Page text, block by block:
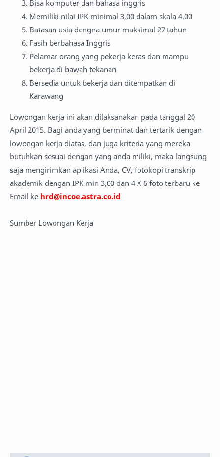
Bisa komputer dan bahasa inggris
Memiliki nilai IPK minimal 3,00 dalam skala 4.00
Batasan usia dengna umur maksimal 27 tahun
Fasih berbahasa Inggris
Pelamar orang yang pekerja keras dan mampu
bekerja di bawah tekanan
Bersedia untuk bekerja dan ditempatkan di
Karawang
Lowongan kerja ini akan dilaksanakan pada tanggal 20
April 2015. Bagi anda yang berminat dan tertarik dengan
lowongan kerja diatas, dan juga kriteria yang mereka
butuhkan sesuai dengan yang anda miliki, maka langsung
saja mengirimkan aplikasi Anda, CV, fotokopi transkrip
akademik dengan IPK min 3,00 dan 4 X 6 foto terbaru ke
Email ke hrd@incoe.astra.co.id
Sumber Lowongan Kerja